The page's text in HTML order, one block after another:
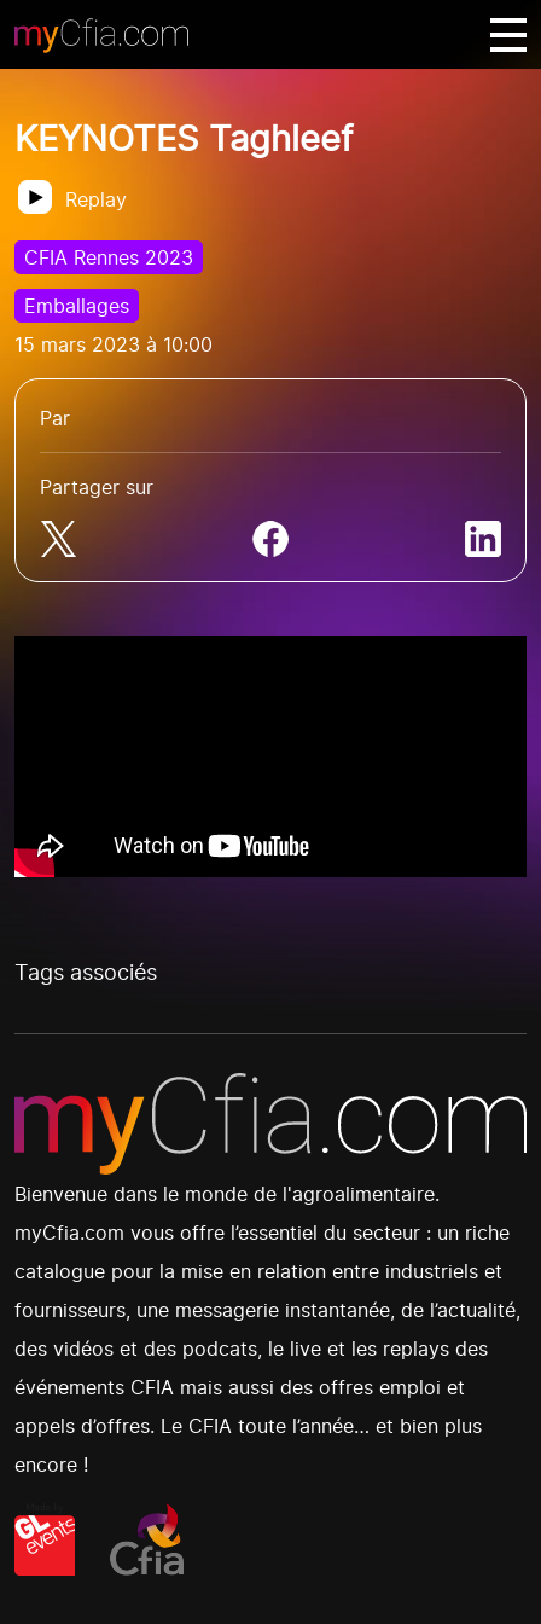
KEYNOTES Taghleef
Replay
CFIA Rennes 2023
Emballages
15 mars 2023 à 10:00
Par
Partager sur
Tags associés
Bienvenue dans le monde de l'agroalimentaire.
myCfia.com vous offre l’essentiel du secteur : un riche
catalogue pour la mise en relation entre industriels et
fournisseurs, une messagerie instantanée, de l’actualité,
des vidéos et des podcats, le live et les replays des
événements CFIA mais aussi des offres emploi et
appels d’offres. Le CFIA toute l’année… et bien plus
encore !